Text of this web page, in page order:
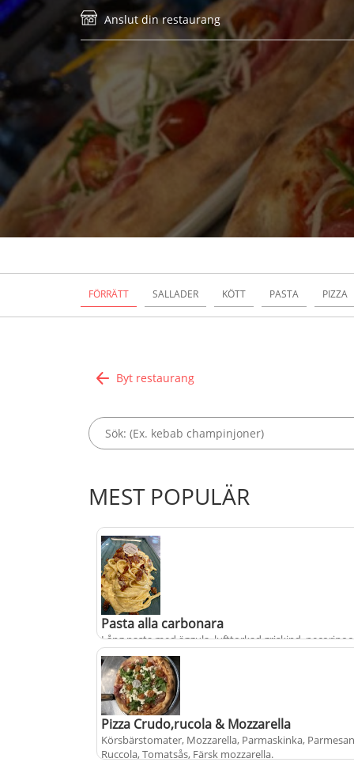
Anslut din restaurang
FÖRRÄTT SALLADER KÖTT PASTA PIZZA
Byt restaurang
MEST POPULÄR
Pasta alla carbonara
Lång pasta med äggula, lufttorkad griskind,
svartpeppar
+ fr.från195 kr
Pizza Crudo,rucola & Mozzarella
Körsbärstomater, Mozzarella, Parmaskinka,
Ruccola, Tomatsås, Färsk mozzarella.